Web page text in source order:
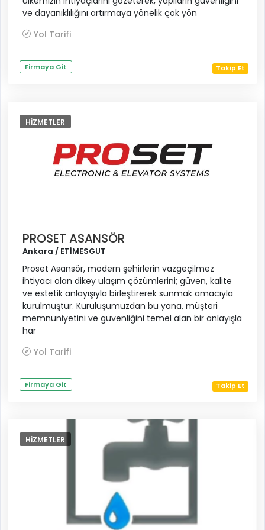
ve dayanıklılığını artırmaya yönelik çok yön
Yol Tarifi
Firmaya Git Takip Et
HIZMETLER
PROSET ASANSÖR
Ankara / ETİMESGUT
Proset Asansör, modern şehirlerin vazgeçilmez
ihtiyacı olan dikey ulaşım çözümlerini; güven, kalite
ve estetik anlayışıyla birleştirerek sunmak amacıyla
kurulmuştur. Kuruluşumuzdan bu yana, müşteri
memnuniyetini ve güvenliğini temel alan bir anlayışla
har
Yol Tarifi
Firmaya Git Takip Et
HIZMETLER